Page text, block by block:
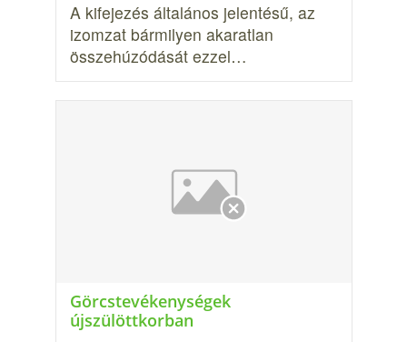
A kifejezés általános jelentésű, az
izomzat bármilyen akaratlan
összehúzódását ezzel…
Görcstevékenységek
újszülöttkorban